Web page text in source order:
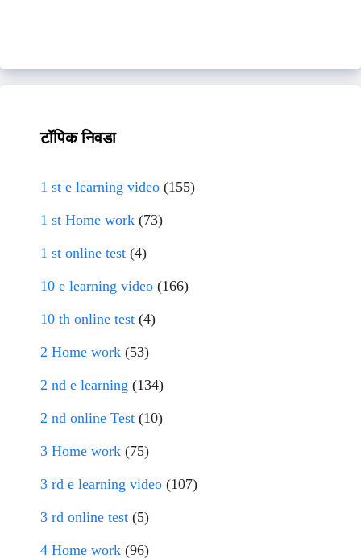
टॉपिक निवडा
1 st e learning video (155)
1 st Home work (73)
1 st online test (4)
10 e learning video (166)
10 th online test (4)
2 Home work (53)
2 nd e learning (134)
2 nd online Test (10)
3 Home work (75)
3 rd e learning video (107)
3 rd online test (5)
4 Home work (96)